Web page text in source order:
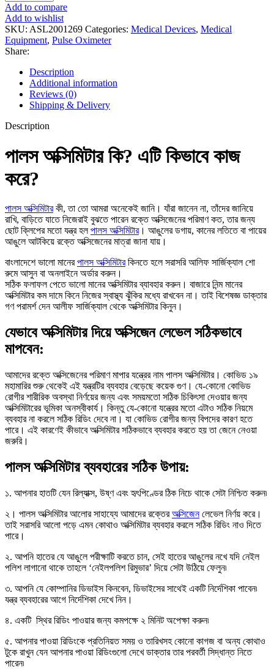
Add to compare
Add to wishlist
SKU: ASL2001269 Categories: Medical Devices, Medical
Equipment, Pulse Oximeter
Share:
Description
Additional information
Reviews (0)
Shipping & Delivery
Description
পালস অক্সিমিটার কি? এটি কিভাবে কাজ
করে?
পালস অক্সিমিটারকী, তা তো আমরা অনেকেই জানি। যাঁরা জানেন না, তাঁদের জানিয়ে
রাখি, বাড়িতে যাতে নিজেরাই বুঝতে পারেন রক্তে অক্সিজেনের পরিমাণ কত, তার জন্য
ছোট ক্লিপের মতো যন্ত্র হলপালস অক্সিমিটার। আঙুলের ডগায়, কানের লতিতে বা পায়ের
আঙুলে আটকিয়ে রক্তে অক্সিজেনের মাত্রা জানা যায়।
বাংলাদেশে ভালো মানেরপালস অক্সিমিটারকিনতে হলে সরাসরি আলিফ সার্জিক্যাল শো
রুমে আসুন বা অনলাইনে অর্ডার করুন।
সঠিক ফলাফল পেতে ভালো মানের অক্সিমিটার ব্যাবহার করুন। বাজারে নিন্ম মানের
অক্সিমিটার কম দামে কিনে নিজের স্বাস্থ্য ঝুঁকির মধ্যে রাখবেন না। তাই বিশেষজ্ঞ ডাক্তার
গণ পরামর্শ দেন আলীফ সার্জিক্যাল থেকে অক্সিমিটার কিনুন।
যেভাবে অক্সিমিটার দিয়ে অক্সিজেন লেভেল সঠিকভাবে
মাপবেন:
আমাদের রক্তে অক্সিজেনের পরিমাণ মাপার যন্ত্রের নাম পালস অক্সিমিটার। কোভিড ১৯
মহামারির শুরু থেকেই এই যন্ত্রটির ব্যবহার বেড়েছে কয়েক গুণ। যে-কোনো কোভিড
রোগীর শারীরিক অবস্থা নির্ণয়ের জন্য এবং সময়মতো সঠিক চিকিৎসা দেওয়ার জন্য
অক্সিমিটারের ভূমিকা অনস্বীকার্য। কিন্তু যে-কোনো যন্ত্রের মতো এটাও সঠিক নিয়মে
ব্যবহার না করলে সঠিক রিডিং দেবে না। যা কোভিড রোগীর জন্য বিপদের কারণ হতে
পারে। এই কারণেই কীভাবে অক্সিমিটার সঠিকভাবে ব্যবহার করতে হয় তা জেনে নেওয়া
জরুরি।
পালস অক্সিমিটার ব্যবহারের সঠিক উপায়:
১. আপনার হাতটি যেন রিল্যাক্স, উষ্ণ এবং হৃৎপিণ্ডের ঠিক নিচে থাকে সেটা নিশ্চিত করুন৷
২। পালস অক্সিমিটার আলোর সাহায্যে আমাদের রক্তেরঅক্সিজেনলেভেল নির্ণয় করে।
তাই সরাসরি আলো পড়ে এমন কোথাও অক্সিমিটার ব্যবহার করলে সঠিক রিডিং নাও দিতে
পারে।
২. আপনি হাতের যে আঙুলে পরীক্ষাটি করতে চান, সেই হাতের আঙুলের নখে যদি নেইল
পলিশ লাগানো থাকে তাহলে ‘নেইলপলিশ রিমুভার’ দিয়ে সেটা উঠিয়ে ফেলুন৷
৩. আপনি যে কোম্পানির ডিভাইস কিনবেন, ডিভাইসের সাথেই একটি নির্দেশিকা পাবেন৷
যন্ত্র ব্যবহারের আগে নির্দেশিকা দেখে নিন।
৪. একটি স্থির রিডিং পাওয়ার জন্য কমপক্ষে ২ মিনিট অপেক্ষা করুন৷
৫. আপনার পাওয়া রিডিংকে প্রতিনিয়ত সময় ও তারিখসহ কোনো কাগজ বা অন্য কোথাও
টুকে রাখুন যেন আপনার পাওয়া রিডিংগুলো দেখে ডাক্তার তার পরবর্তী সিদ্ধান্ত নিতে
পারেন৷